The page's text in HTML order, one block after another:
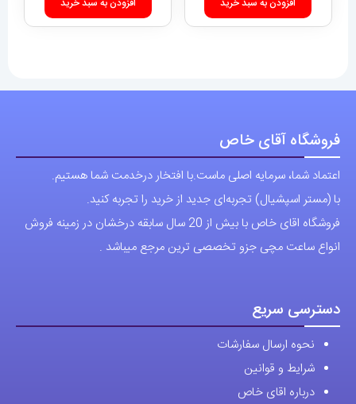
افزودن به سبد خرید افزودن به سبد خرید
فروشگاه آقای خاص
اعتماد شما، سرمایه اصلی ماست.با افتخار درخدمت شما هستیم.
با (مستر اسپشیال) تجربه‌ای جدید از خرید را تجربه کنید.
فروشگاه اقای خاص با بیش از 20 سال سابقه درخشان در زمینه فروش
انواع ساعت مچی جزو تخصصی ترین مرجع میباشد .
دسترسی سریع
نحوه ارسال سفارشات
شرایط و قوانین
درباره اقای خاص